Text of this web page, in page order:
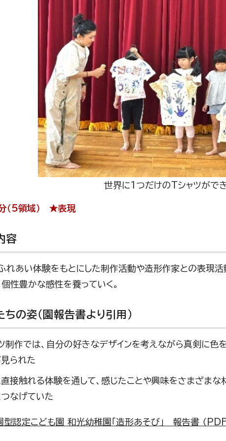
世界に1つだけのTシャツがで
（5領域） ★表現
容
れあい体験をもとにした制作活動や造形作家との表現
個性豊かな感性を養っていく。
の姿（園報告書より引用）
制作では、自分の好きなデザインを考えながら真剣に色
られた
接触れる体験を通して、感じたことや興味をさまざま
なげていた
型認定こども園 和光幼稚園「造形あそび」 報告書 （